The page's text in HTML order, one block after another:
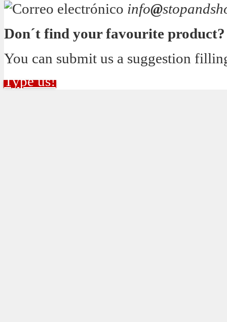
info@
Don´t find your favourite product?
You can submit us a suggestion
Type us!